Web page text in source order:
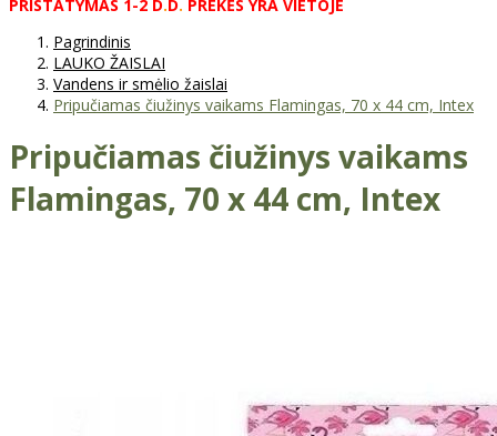
PRISTATYMAS 1-2 D. D. PREKĖS YRA VIETOJE
Pagrindinis
LAUKO ŽAISLAI
Vandens ir smėlio žaislai
Pripučiamas čiužinys vaikams Flamingas, 70 x 44 cm, Intex
Pripučiamas čiužinys vaikams
Flamingas, 70 x 44 cm, Intex